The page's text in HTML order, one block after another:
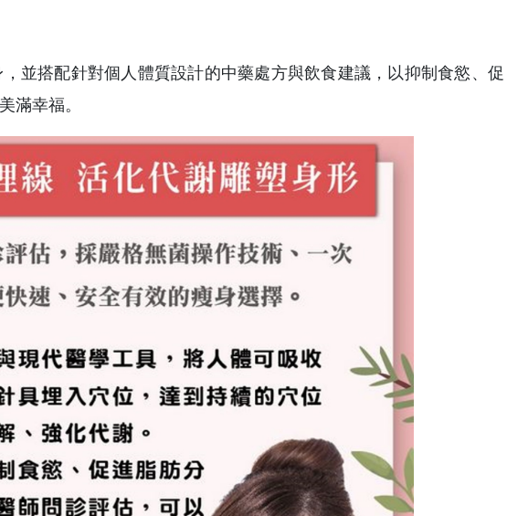
並搭配針對個人體質設計的中藥處方與飲食建議，以抑制食慾、促
滿幸福。